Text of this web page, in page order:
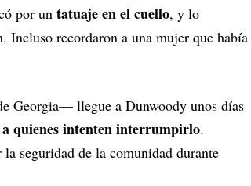
por un tatuaje en el cuello, y lo
Incluso recordaron a una mujer que había
Georgia— llegue a Dunwoody unos días
quienes intenten interrumpirlo.
seguridad de la comunidad durante